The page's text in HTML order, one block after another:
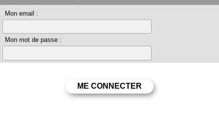
Mon email :
Mon mot de passe :